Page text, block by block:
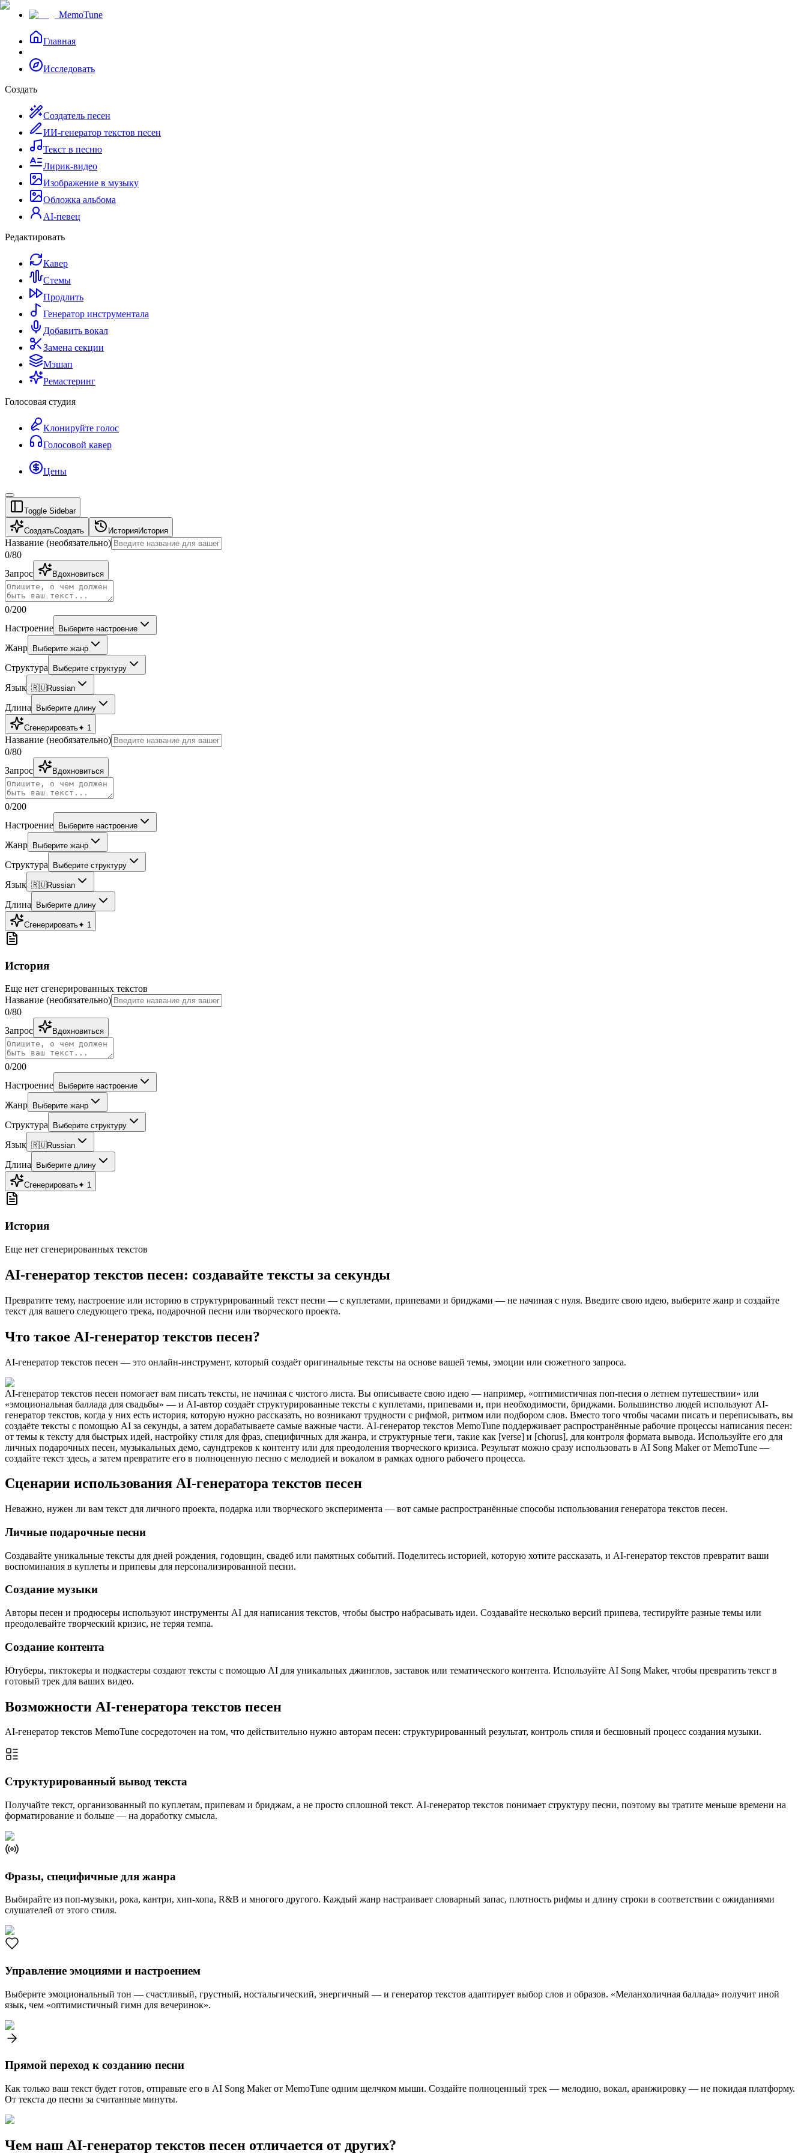
MemoTune
Главная
Исследовать
Создать
Создатель песен
ИИ-генератор текстов песен
Текст в песню
Лирик-видео
Изображение в музыку
Обложка альбома
AI-певец
Редактировать
Кавер
Стемы
Продлить
Генератор инструментала
Добавить вокал
Замена секции
Мэшап
Ремастеринг
Голосовая студия
Клонируйте голос
Голосовой кавер
Цены
Toggle Sidebar
СоздатьСоздать ИсторияИстория
Название (необязательно)
0/80
Запрос
Вдохновиться
0/200
Настроение
Выберите настроение
Жанр Выберите жанр
Структура Выберите структуру
Язык 🇷🇺Russian
Длина Выберите длину
Сгенерировать✦ 1
Название (необязательно)
0/80
Запрос
Вдохновиться
0/200
Настроение
Выберите настроение
Жанр Выберите жанр
Структура Выберите структуру
Язык 🇷🇺Russian
Длина Выберите длину
Сгенерировать✦ 1
История
Еще нет сгенерированных текстов
Название (необязательно)
0/80
Запрос
Вдохновиться
0/200
Настроение
Выберите настроение
Жанр Выберите жанр
Структура Выберите структуру
Язык 🇷🇺Russian
Длина Выберите длину
Сгенерировать✦ 1
История
Еще нет сгенерированных текстов
AI-генератор текстов песен: создавайте тексты за секунды
Превратите тему, настроение или историю в структурированный текст песни — с куплетами, припевами и бриджами — не начиная с нуля. Введите свою идею, выберите жанр и создайте
текст для вашего следующего трека, подарочной песни или творческого проекта.
Что такое AI-генератор текстов песен?
AI-генератор текстов песен — это онлайн-инструмент, который создаёт оригинальные тексты на основе вашей темы, эмоции или сюжетного запроса.
AI-генератор текстов песен помогает вам писать тексты, не начиная с чистого листа. Вы описываете свою идею — например, «оптимистичная поп-песня о летнем путешествии» или
«эмоциональная баллада для свадьбы» — и AI-автор создаёт структурированные тексты с куплетами, припевами и, при необходимости, бриджами. Большинство людей используют AI-
генератор текстов, когда у них есть история, которую нужно рассказать, но возникают трудности с рифмой, ритмом или подбором слов. Вместо того чтобы часами писать и переписывать, вы
создаёте тексты с помощью AI за секунды, а затем дорабатываете самые важные части. AI-генератор текстов MemoTune поддерживает распространённые рабочие процессы написания песен:
от темы к тексту для быстрых идей, настройку стиля для фраз, специфичных для жанра, и структурные теги, такие как [verse] и [chorus], для контроля формата вывода. Используйте его для
личных подарочных песен, музыкальных демо, саундтреков к контенту или для преодоления творческого кризиса. Результат можно сразу использовать в AI Song Maker от MemoTune —
создайте текст здесь, а затем превратите его в полноценную песню с мелодией и вокалом в рамках одного рабочего процесса.
Сценарии использования AI-генератора текстов песен
Неважно, нужен ли вам текст для личного проекта, подарка или творческого эксперимента — вот самые распространённые способы использования генератора текстов песен.
Личные подарочные песни
Создавайте уникальные тексты для дней рождения, годовщин, свадеб или памятных событий. Поделитесь историей, которую хотите рассказать, и AI-генератор текстов превратит ваши
воспоминания в куплеты и припевы для персонализированной песни.
Создание музыки
Авторы песен и продюсеры используют инструменты AI для написания текстов, чтобы быстро набрасывать идеи. Создавайте несколько версий припева, тестируйте разные темы или
преодолевайте творческий кризис, не теряя темпа.
Создание контента
Ютуберы, тиктокеры и подкастеры создают тексты с помощью AI для уникальных джинглов, заставок или тематического контента. Используйте AI Song Maker, чтобы превратить текст в
готовый трек для ваших видео.
Возможности AI-генератора текстов песен
AI-генератор текстов MemoTune сосредоточен на том, что действительно нужно авторам песен: структурированный результат, контроль стиля и бесшовный процесс создания музыки.
Структурированный вывод текста
Получайте текст, организованный по куплетам, припевам и бриджам, а не просто сплошной текст. AI-генератор текстов понимает структуру песни, поэтому вы тратите меньше времени на
форматирование и больше — на доработку смысла.
Фразы, специфичные для жанра
Выбирайте из поп-музыки, рока, кантри, хип-хопа, R&B и многого другого. Каждый жанр настраивает словарный запас, плотность рифмы и длину строки в соответствии с ожиданиями
слушателей от этого стиля.
Управление эмоциями и настроением
Выберите эмоциональный тон — счастливый, грустный, ностальгический, энергичный — и генератор текстов адаптирует выбор слов и образов. «Меланхоличная баллада» получит иной
язык, чем «оптимистичный гимн для вечеринок».
Прямой переход к созданию песни
Как только ваш текст будет готов, отправьте его в AI Song Maker от MemoTune одним щелчком мыши. Создайте полноценный трек — мелодию, вокал, аранжировку — не покидая платформу.
От текста до песни за считанные минуты.
Чем наш AI-генератор текстов песен отличается от других?